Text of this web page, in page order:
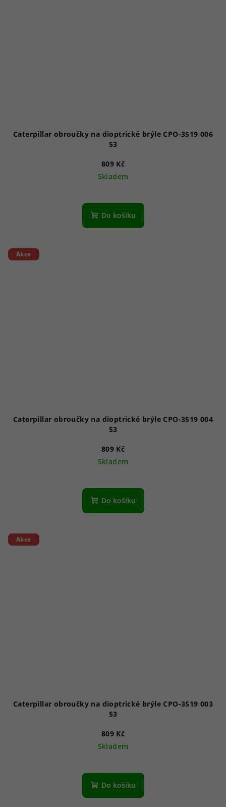
Caterpillar obroučky na dioptrické brýle CPO-3519 006
53
809 Kč
Skladem
Do košíku
Akce
Caterpillar obroučky na dioptrické brýle CPO-3519 004
53
809 Kč
Skladem
Do košíku
Akce
Caterpillar obroučky na dioptrické brýle CPO-3519 003
53
809 Kč
Skladem
Do košíku